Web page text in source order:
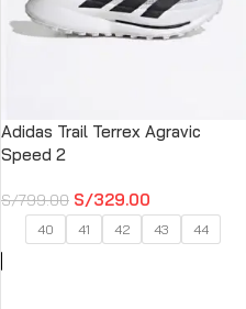
Adidas Trail Terrex Agravic
Speed ​​2
S/799.00 S/329.00
40 41 42 43 44